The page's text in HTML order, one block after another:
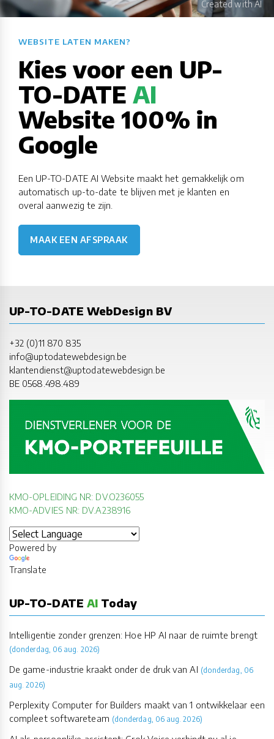
WEBSITE LATEN MAKEN?​​​​​​​​​​​​​​
Kies voor een UP-
TO-DATE AI
Website 100% in
Google
Een UP-TO-DATE AI Website maakt het gemakkelijk om
automatisch up-to-date te blijven met je klanten en
overal aanwezig te zijn.
MAAK EEN AFSPRAAK
UP-TO-DATE WebDesign BV
+32 (0)11 870 835
info@uptodatewebdesign.be
klantendienst@uptodatewebdesign.be
BE 0568.498.489
KMO-OPLEIDING NR: DV.O236055
KMO-ADVIES NR: DV.A238916
Powered by
Translate
UP-TO-DATE AI Today
Intelligentie zonder grenzen: Hoe HP AI naar de ruimte brengt
(donderdag, 06 aug. 2026)
De game-industrie kraakt onder de druk van AI (donderdag, 06
aug. 2026)
Perplexity Computer for Builders maakt van 1 ontwikkelaar een
compleet softwareteam (donderdag, 06 aug. 2026)